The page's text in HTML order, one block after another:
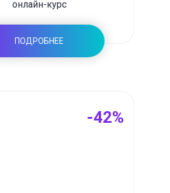
онлайн-курс
ПОДРОБНЕЕ
-42%